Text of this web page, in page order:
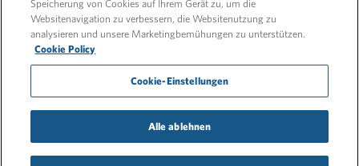
© 2026 FleishmanHillard
Impressum
Datenschutz
Umwelt- & Energie-Policy
Menschenrechtserklärung
Hinweisgeberschutzgesetz
Speicherung von Cookies auf Ihrem Gerät zu, um die
Websitenavigation zu verbessern, die Websitenutzung zu
analysieren und unsere Marketingbemühungen zu unterstützen.
Cookie Policy
Cookie-Einstellungen
Alle ablehnen